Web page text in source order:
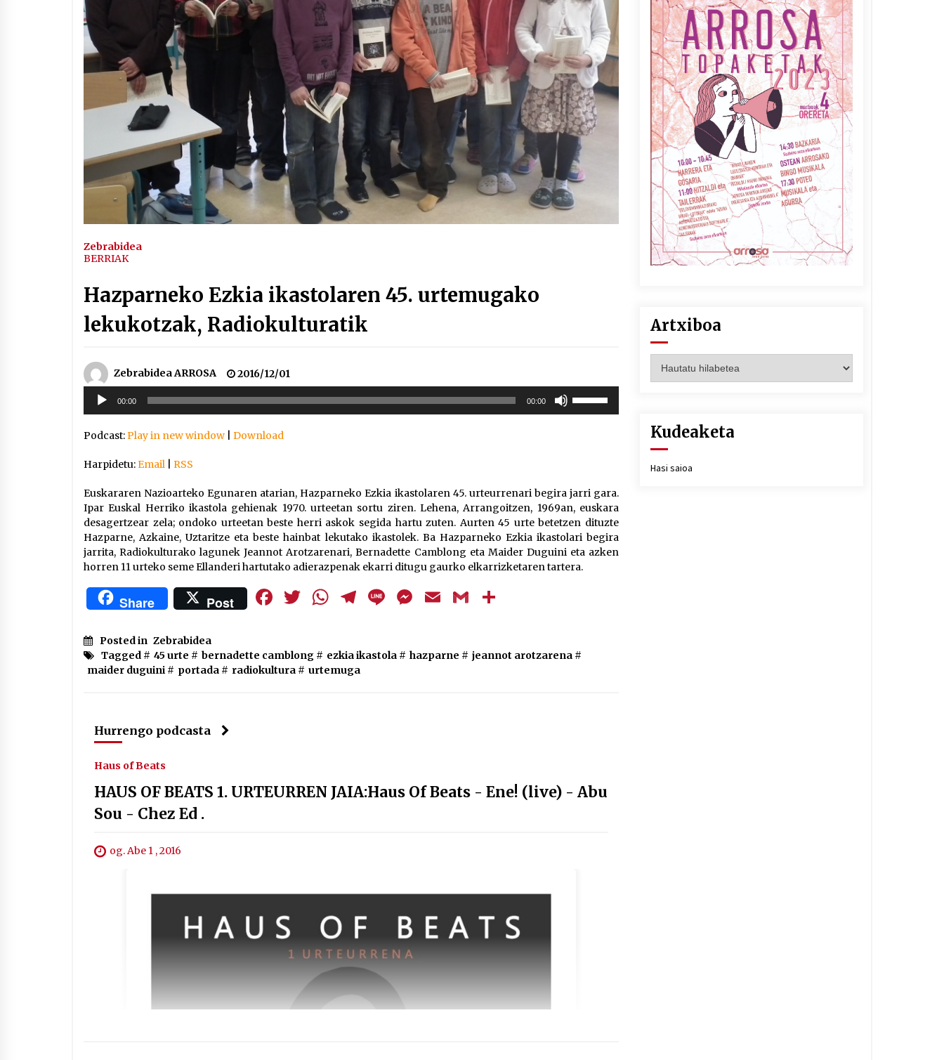
Arrosaren IX. Topaketak –
Mila esker guztioi!
2021/11/11
Arrosa sareko IX. topaketak!
2021/10/13
Azaroak 6 Iurretan Arrosa
sarearen IX. topaketak
2021/10/04
Segura irratian Arrosaren 20
urteez
2021/07/22
Arrosari buruzko erreportaia
2021/07/16
Berria egunkarian
elkarrizketa Arrosaren 20
urteez
2021/07/06
Hala Bedi irratiko Hizpidea
saioan Arrosaren 20 urteez
2021/07/03
Zebrabidearen denboraldi
amaiera EHZtik
2021/07/01
Arrosaren laburpen bideoa
Hamaika Telebistaren eskutik
2021/06/30
Zebrabidea
BERRIAK
Hazparneko Ezkia ikastolaren 45. urtemugako
lekukotzak, Radiokulturatik
Zebrabidea ARROSA
2016/12/01
Soinu
erreproduzigailua
00:00 00:00
jaisteko.
Podcast:Play in new window Download
Harpidetu:Email RSS
Euskararen Nazioarteko Egunaren atarian, Hazparneko Ezkia ikastolaren 45. urteurrenari begira jarri gara.
Ipar Euskal Herriko ikastola gehienak 1970. urteetan sortu ziren. Lehena, Arrangoitzen, 1969an, euskara
desagertzear zela; ondoko urteetan beste herri askok segida hartu zuten. Aurten 45 urte betetzen dituzte
Hazparne, Azkaine, Uztaritze eta beste hainbat lekutako ikastolek. Ba Hazparneko Ezkia ikastolari begira
jarrita, Radiokulturako lagunek Jeannot Arotzarenari, Bernadette Camblong eta Maider Duguini eta azken
horren 11 urteko seme Ellanderi hartutako adierazpenak ekarri ditugu gaurko elkarrizketaren tartera.
Share Post Facebook
Twitter
WhatsApp
Telegram
LineMessenger
EmailGmail
Posted in Zebrabidea
Tagged # 45 urte # bernadette camblong # ezkia ikastola # hazparne # jeannot arotzarena #
maider duguini # portada # radiokultura # urtemuga
Hurrengo podcasta
Haus of Beats
HAUS OF BEATS 1. URTEURREN JAIA:Haus Of Beats - Ene! (live) - Abu
Sou - Chez Ed .
og. Abe 1 , 2016
Artxiboa
Kudeaketa
Hasi saioa